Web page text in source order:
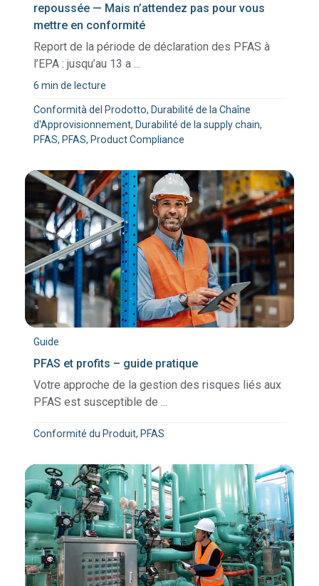
repoussée — Mais n’attendez pas pour vous
mettre en conformité
Report de la période de déclaration des PFAS à
l’EPA : jusqu’au 13 a ...
6 min de lecture
Conformità del Prodotto, Durabilité de la Chaîne
d'Approvisionnement, Durabilité de la supply chain,
PFAS, PFAS, Product Compliance
Guide
PFAS et profits – guide pratique
Votre approche de la gestion des risques liés aux
PFAS est susceptible de ...
Conformité du Produit, PFAS